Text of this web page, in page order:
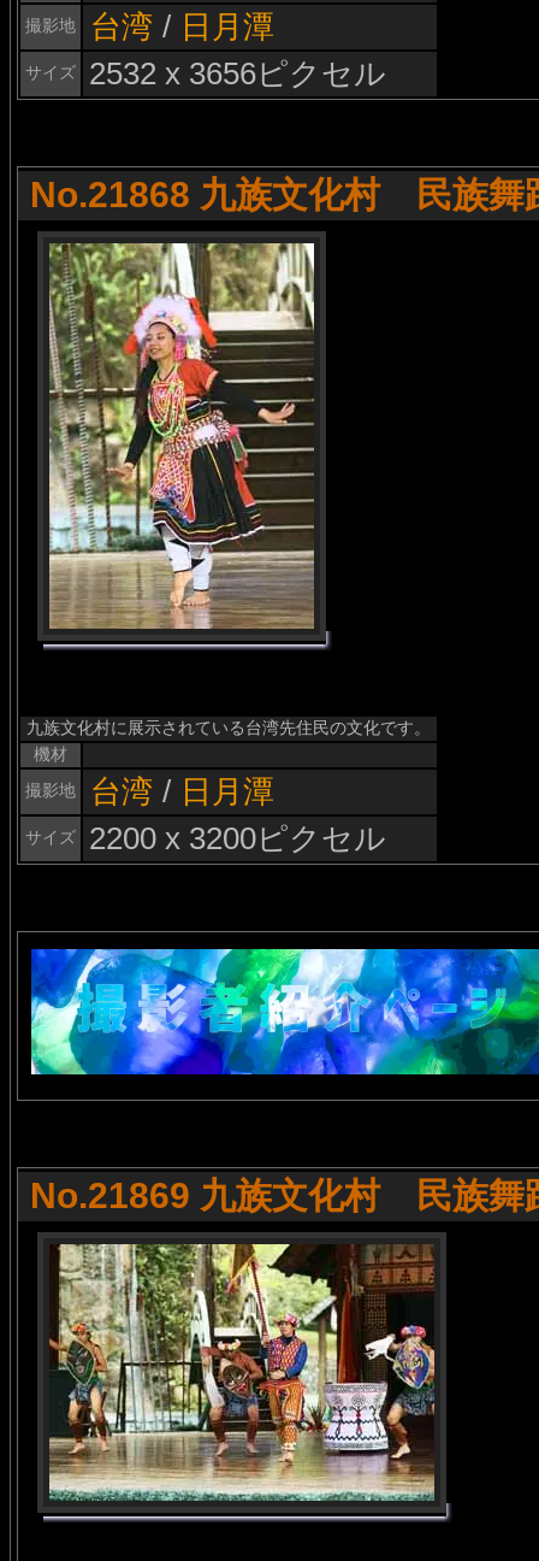
撮影地
台湾 / 日月潭
サイズ 2532 x 3656ピクセル
No.21868 九族文化村 民族舞
九族文化村に展示されている台湾先住民の文化です。
機材
撮影地
台湾 / 日月潭
サイズ 2200 x 3200ピクセル
No.21869 九族文化村 民族舞